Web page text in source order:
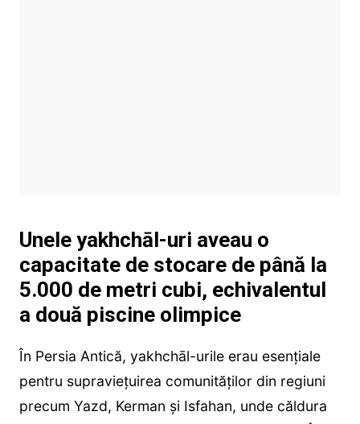
Unele yakhchāl-uri aveau o
capacitate de stocare de până la
5.000 de metri cubi, echivalentul
a două piscine olimpice
În Persia Antică, yakhchāl-urile erau esențiale
pentru supraviețuirea comunităților din regiuni
precum Yazd, Kerman și Isfahan, unde căldura